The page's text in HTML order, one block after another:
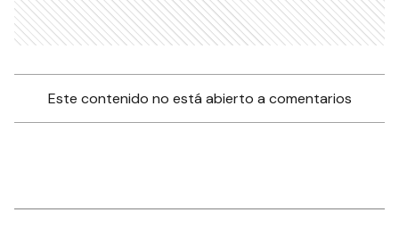
Este contenido no está abierto a comentarios